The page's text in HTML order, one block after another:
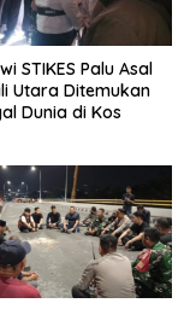
STIKES Palu Asal
Utara Ditemukan
Dunia di Kos